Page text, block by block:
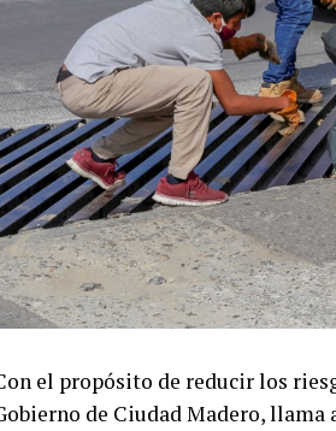
el propósito de reducir los
de Ciudad Madero, llama